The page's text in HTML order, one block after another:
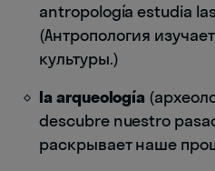
antropología estudia
(Антропология
культуры.)
la arqueología
descubre nuestro
раскрывает наше